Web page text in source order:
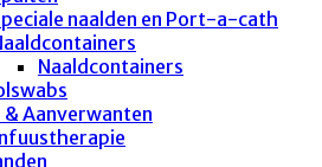
naalden en Port-a-cath
Naaldcontainers
& Aanverwanten